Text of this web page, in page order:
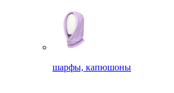
шарфы, капюшоны